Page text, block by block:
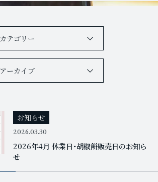
カテゴリー
アーカイブ
お知らせ
2026.03.30
2026年4月 休業日・胡椒餅販売日のお知ら
せ